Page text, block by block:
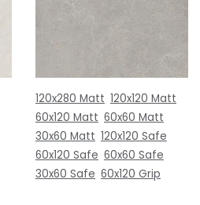
120x280 Matt 120x120 Matt
60x120 Matt 60x60 Matt
30x60 Matt 120x120 Safe
60x120 Safe 60x60 Safe
30x60 Safe 60x120 Grip